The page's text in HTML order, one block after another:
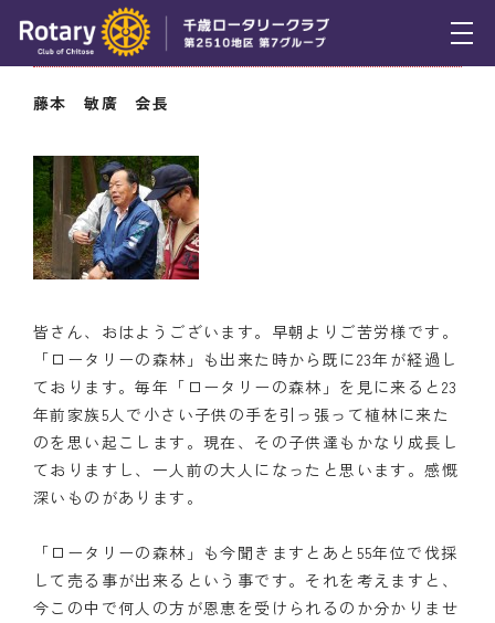
トピックス
活動報告
理事会報告
年間プログラム
木曜会
組織図
クラブのあゆみ
歴代会長・幹事
6月4日（木） 会長挨拶
藤本 敏廣 会長
皆さん、おはようございます。早朝よりご苦労様です。
「ロータリーの森林」も出来た時から既に23年が経過し
ております。毎年「ロータリーの森林」を見に来ると23
年前家族5人で小さい子供の手を引っ張って植林に来た
のを思い起こします。現在、その子供達もかなり成長し
ておりますし、一人前の大人になったと思います。感慨
深いものがあります。
「ロータリーの森林」も今聞きますとあと55年位で伐採
して売る事が出来るという事です。それを考えますと、
今この中で何人の方が恩恵を受けられるのか分かりませ